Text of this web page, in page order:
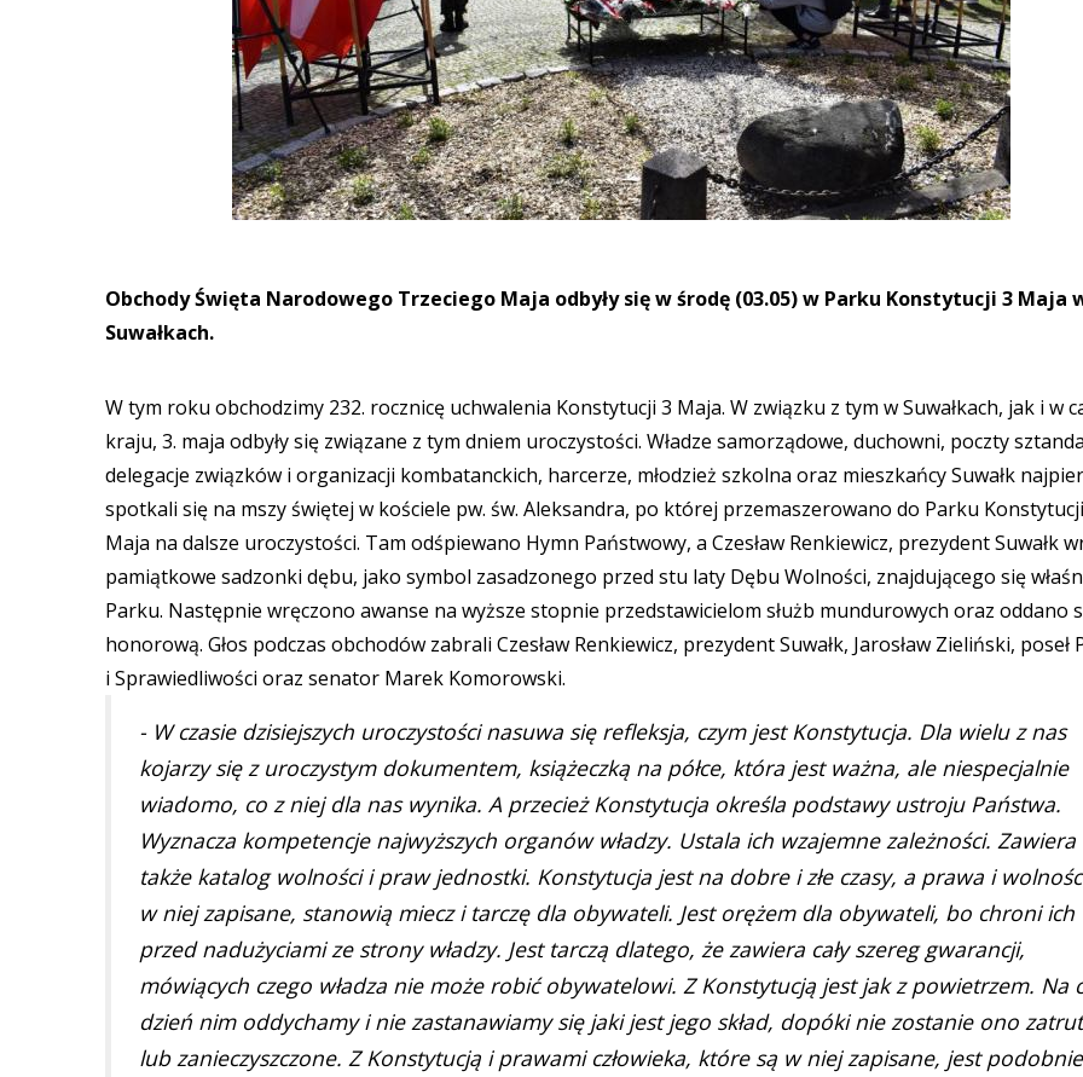
Obchody Święta Narodowego Trzeciego Maja odbyły się w środę (03.05) w Parku Konstytucji 3 Maja
Suwałkach.
W tym roku obchodzimy 232. rocznicę uchwalenia Konstytucji 3 Maja. W związku z tym w Suwałkach, jak i w
kraju, 3. maja odbyły się związane z tym dniem uroczystości. Władze samorządowe, duchowni, poczty
delegacje związków i organizacji kombatanckich, harcerze, młodzież szkolna oraz mieszkańcy Suwałk
spotkali się na mszy świętej w kościele pw. św. Aleksandra, po której przemaszerowano do Parku
Maja na dalsze uroczystości. Tam odśpiewano Hymn Państwowy, a Czesław Renkiewicz, prezydent Suwałk
pamiątkowe sadzonki dębu, jako symbol zasadzonego przed stu laty Dębu Wolności, znajdującego się
Parku. Następnie wręczono awanse na wyższe stopnie przedstawicielom służb mundurowych oraz oddano
honorową. Głos podczas obchodów zabrali Czesław Renkiewicz, prezydent Suwałk, Jarosław Zieliński, poseł
i Sprawiedliwości oraz senator Marek Komorowski.
- W czasie dzisiejszych uroczystości nasuwa się refleksja, czym jest Konstytucja. Dla wielu z nas
kojarzy się z uroczystym dokumentem, książeczką na półce, która jest ważna, ale niespecjalnie
wiadomo, co z niej dla nas wynika. A przecież Konstytucja określa podstawy ustroju Państwa.
Wyznacza kompetencje najwyższych organów władzy. Ustala ich wzajemne zależności. Zawiera
także katalog wolności i praw jednostki. Konstytucja jest na dobre i złe czasy, a prawa i
w niej zapisane, stanowią miecz i tarczę dla obywateli. Jest orężem dla obywateli, bo chroni ich
przed nadużyciami ze strony władzy. Jest tarczą dlatego, że zawiera cały szereg gwarancji,
mówiących czego władza nie może robić obywatelowi. Z Konstytucją jest jak z powietrzem. Na
dzień nim oddychamy i nie zastanawiamy się jaki jest jego skład, dopóki nie zostanie ono
lub zanieczyszczone. Z Konstytucją i prawami człowieka, które są w niej zapisane, jest